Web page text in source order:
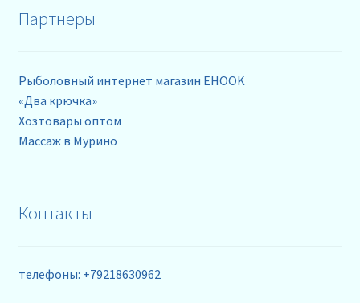
Партнеры
Рыболовный интернет магазин EHOOK
«Два крючка»
Хозтовары оптом
Массаж в Мурино
Контакты
телефоны: +79218630962